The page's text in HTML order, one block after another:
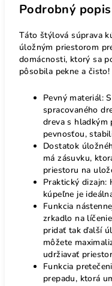
Podrobný popis
Táto štýlová súprava
úložným priestorom
domácnosti, ktorý sa
pôsobila pekne a čisto!
Pevný materiál:
spracovaného
dreva s hladkým
pevnosťou,
Dostatok
má zásuvku,
priestoru na
Praktický
kúpeľne je
Funkcia
zrkadlo na
pridať tak ďalší
môžete
udržiavať
Funkcia
prepadu, ktorá